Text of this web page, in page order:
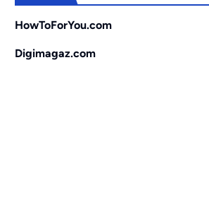
HowToForYou.com
Digimagaz.com